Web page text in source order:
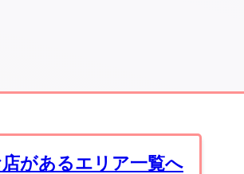
があるエリア一覧へ